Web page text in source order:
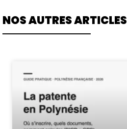
NOS AUTRES ARTICLES